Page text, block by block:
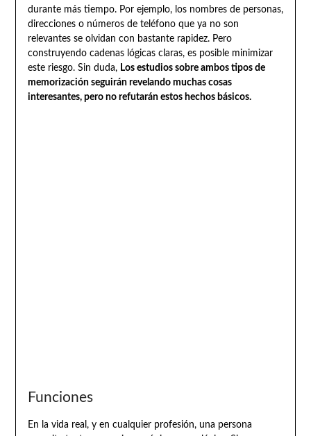
durante más tiempo. Por ejemplo, los nombres de personas,
direcciones o números de teléfono que ya no son
relevantes se olvidan con bastante rapidez. Pero
construyendo cadenas lógicas claras, es posible minimizar
este riesgo. Sin duda, Los estudios sobre ambos tipos de
memorización seguirán revelando muchas cosas
interesantes, pero no refutarán estos hechos básicos.
Funciones
En la vida real, y en cualquier profesión, una persona